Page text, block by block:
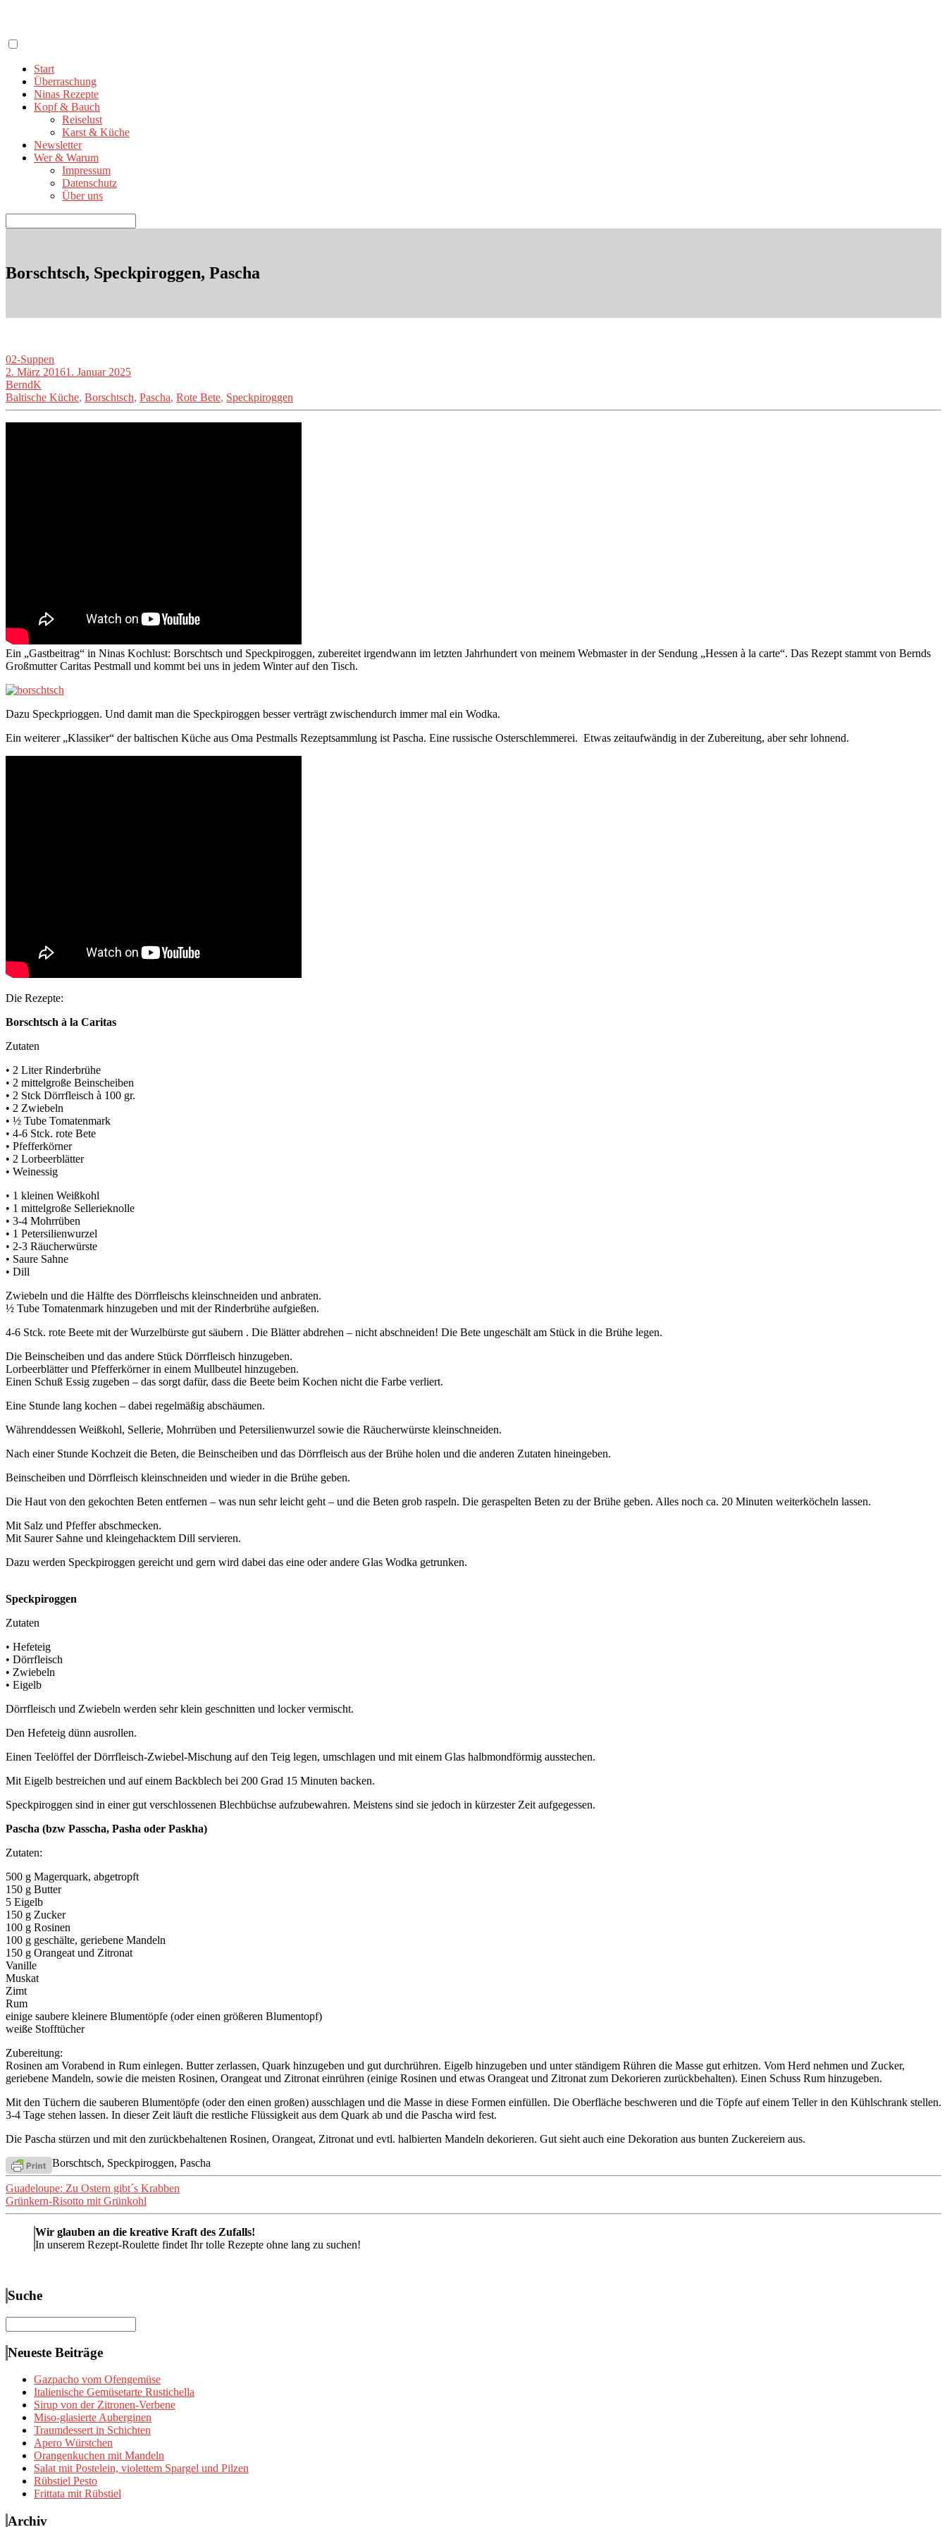
springen
Start
Überraschung
Ninas Rezepte
Kopf & Bauch
Reiselust
Karst & Küche
Newsletter
Wer & Warum
Impressum
Datenschutz
Über uns
nach:
Borschtsch, Speckpiroggen, Pascha
02-Suppen
2. März 20161. Januar 2025
BerndK
Baltische Küche, Borschtsch, Pascha, Rote Bete, Speckpiroggen
Ein „Gastbeitrag“ in Ninas Kochlust: Borschtsch und Speckpiroggen, zubereitet irgendwann im letzten Jahrhundert von meinem Webmaster in der Sendung „Hessen à la carte“. Das Rezept stammt von Bernds
Großmutter Caritas Pestmall und kommt bei uns in jedem Winter auf den Tisch.
Dazu Speckprioggen. Und damit man die Speckpiroggen besser verträgt zwischendurch immer mal ein Wodka.
Ein weiterer „Klassiker“ der baltischen Küche aus Oma Pestmalls Rezeptsammlung ist Pascha. Eine russische Osterschlemmerei. Etwas zeitaufwändig in der Zubereitung, aber sehr lohnend.
Die Rezepte:
Borschtsch à la Caritas
Zutaten
• 2 Liter Rinderbrühe
• 2 mittelgroße Beinscheiben
• 2 Stck Dörrfleisch à 100 gr.
• 2 Zwiebeln
• ½ Tube Tomatenmark
• 4-6 Stck. rote Bete
• Pfefferkörner
• 2 Lorbeerblätter
• Weinessig
• 1 kleinen Weißkohl
• 1 mittelgroße Sellerieknolle
• 3-4 Mohrrüben
• 1 Petersilienwurzel
• 2-3 Räucherwürste
• Saure Sahne
• Dill
Zwiebeln und die Hälfte des Dörrfleischs kleinschneiden und anbraten.
½ Tube Tomatenmark hinzugeben und mit der Rinderbrühe aufgießen.
4-6 Stck. rote Beete mit der Wurzelbürste gut säubern . Die Blätter abdrehen – nicht abschneiden! Die Bete ungeschält am Stück in die Brühe legen.
Die Beinscheiben und das andere Stück Dörrfleisch hinzugeben.
Lorbeerblätter und Pfefferkörner in einem Mullbeutel hinzugeben.
Einen Schuß Essig zugeben – das sorgt dafür, dass die Beete beim Kochen nicht die Farbe verliert.
Eine Stunde lang kochen – dabei regelmäßig abschäumen.
Währenddessen Weißkohl, Sellerie, Mohrrüben und Petersilienwurzel sowie die Räucherwürste kleinschneiden.
Nach einer Stunde Kochzeit die Beten, die Beinscheiben und das Dörrfleisch aus der Brühe holen und die anderen Zutaten hineingeben.
Beinscheiben und Dörrfleisch kleinschneiden und wieder in die Brühe geben.
Die Haut von den gekochten Beten entfernen – was nun sehr leicht geht – und die Beten grob raspeln. Die geraspelten Beten zu der Brühe geben. Alles noch ca. 20 Minuten weiterköcheln lassen.
Mit Salz und Pfeffer abschmecken.
Mit Saurer Sahne und kleingehacktem Dill servieren.
Dazu werden Speckpiroggen gereicht und gern wird dabei das eine oder andere Glas Wodka getrunken.
Speckpiroggen
Zutaten
• Hefeteig
• Dörrfleisch
• Zwiebeln
• Eigelb
Dörrfleisch und Zwiebeln werden sehr klein geschnitten und locker vermischt.
Den Hefeteig dünn ausrollen.
Einen Teelöffel der Dörrfleisch-Zwiebel-Mischung auf den Teig legen, umschlagen und mit einem Glas halbmondförmig ausstechen.
Mit Eigelb bestreichen und auf einem Backblech bei 200 Grad 15 Minuten backen.
Speckpiroggen sind in einer gut verschlossenen Blechbüchse aufzubewahren. Meistens sind sie jedoch in kürzester Zeit aufgegessen.
Pascha (bzw Passcha, Pasha oder Paskha)
Zutaten:
500 g Magerquark, abgetropft
150 g Butter
5 Eigelb
150 g Zucker
100 g Rosinen
100 g geschälte, geriebene Mandeln
150 g Orangeat und Zitronat
Vanille
Muskat
Zimt
Rum
einige saubere kleinere Blumentöpfe (oder einen größeren Blumentopf)
weiße Stofftücher
Zubereitung:
Rosinen am Vorabend in Rum einlegen. Butter zerlassen, Quark hinzugeben und gut durchrühren. Eigelb hinzugeben und unter ständigem Rühren die Masse gut erhitzen. Vom Herd nehmen und Zucker,
geriebene Mandeln, sowie die meisten Rosinen, Orangeat und Zitronat einrühren (einige Rosinen und etwas Orangeat und Zitronat zum Dekorieren zurückbehalten). Einen Schuss Rum hinzugeben.
Mit den Tüchern die sauberen Blumentöpfe (oder den einen großen) ausschlagen und die Masse in diese Formen einfüllen. Die Oberfläche beschweren und die Töpfe auf einem Teller in den Kühlschrank stellen.
3-4 Tage stehen lassen. In dieser Zeit läuft die restliche Flüssigkeit aus dem Quark ab und die Pascha wird fest.
Die Pascha stürzen und mit den zurückbehaltenen Rosinen, Orangeat, Zitronat und evtl. halbierten Mandeln dekorieren. Gut sieht auch eine Dekoration aus bunten Zuckereiern aus.
Borschtsch, Speckpiroggen, Pascha
Beitragsnavigation
Guadeloupe: Zu Ostern gibt´s Krabben
Grünkern-Risotto mit Grünkohl
Wir glauben an die kreative Kraft des Zufalls!
In unserem Rezept-Roulette findet Ihr tolle Rezepte ohne lang zu suchen!
Suche
nach:
Neueste Beiträge
Gazpacho vom Ofengemüse
Italienische Gemüsetarte Rustichella
Sirup von der Zitronen-Verbene
Miso-glasierte Auberginen
Traumdessert in Schichten
Apero Würstchen
Orangenkuchen mit Mandeln
Salat mit Postelein, violettem Spargel und Pilzen
Rübstiel Pesto
Frittata mit Rübstiel
Archiv